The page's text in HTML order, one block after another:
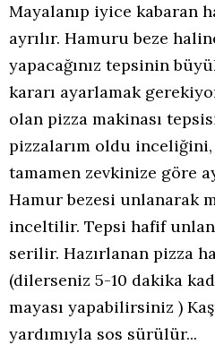
Mayalanıp iyice kabaran
ayrılır. Hamuru beze
yapacağınız tepsinin
kararı ayarlamak
olan pizza makinası
pizzalarım oldu inceliğini,
tamamen zevkinize göre
Hamur bezesi unlanarak
inceltilir. Tepsi hafif
serilir. Hazırlanan pizza
(dilerseniz 5-10 dakika
mayası yapabilirsiniz )
yardımıyla sos sürülür...